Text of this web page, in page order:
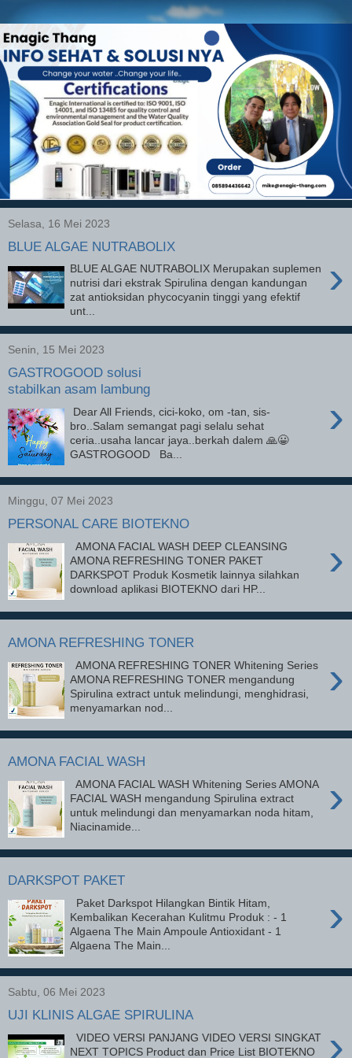
Selasa, 16 Mei 2023
BLUE ALGAE NUTRABOLIX
›
BLUE ALGAE NUTRABOLIX Merupakan suplemen
nutrisi dari ekstrak Spirulina dengan kandungan
zat antioksidan phycocyanin tinggi yang efektif
unt...
Senin, 15 Mei 2023
GASTROGOOD solusi
stabilkan asam lambung
›
Dear All Friends, cici-koko, om -tan, sis-
bro..Salam semangat pagi selalu sehat
ceria..usaha lancar jaya..berkah dalem 🙏😀
GASTROGOOD Ba...
Minggu, 07 Mei 2023
PERSONAL CARE BIOTEKNO
›
AMONA FACIAL WASH DEEP CLEANSING
AMONA REFRESHING TONER PAKET
DARKSPOT Produk Kosmetik lainnya silahkan
download aplikasi BIOTEKNO dari HP...
AMONA REFRESHING TONER
›
AMONA REFRESHING TONER Whitening Series
AMONA REFRESHING TONER mengandung
Spirulina extract untuk melindungi, menghidrasi,
menyamarkan nod...
AMONA FACIAL WASH
›
AMONA FACIAL WASH Whitening Series AMONA
FACIAL WASH mengandung Spirulina extract
untuk melindungi dan menyamarkan noda hitam,
Niacinamide...
DARKSPOT PAKET
›
Paket Darkspot Hilangkan Bintik Hitam,
Kembalikan Kecerahan Kulitmu Produk : - 1
Algaena The Main Ampoule Antioxidant - 1
Algaena The Main...
Sabtu, 06 Mei 2023
UJI KLINIS ALGAE SPIRULINA
›
VIDEO VERSI PANJANG VIDEO VERSI SINGKAT
NEXT TOPICS Product dan Price List BIOTEKNO